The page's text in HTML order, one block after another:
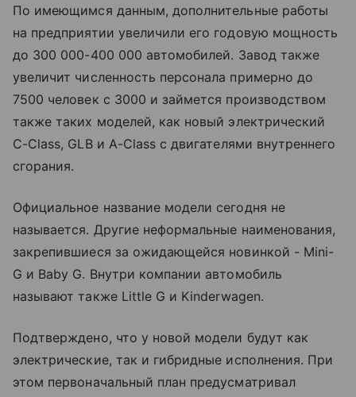
По имеющимся данным, дополнительные работы
на предприятии увеличили его годовую мощность
до 300 000-400 000 автомобилей. Завод также
увеличит численность персонала примерно до
7500 человек с 3000 и займется производством
также таких моделей, как новый электрический
C-Class, GLB и A-Class с двигателями внутреннего
сгорания.
Официальное название модели сегодня не
называется. Другие неформальные наименования,
закрепившиеся за ожидающейся новинкой - Mini-
G и Baby G. Внутри компании автомобиль
называют также Little G и Kinderwagen.
Подтверждено, что у новой модели будут как
электрические, так и гибридные исполнения. При
этом первоначальный план предусматривал